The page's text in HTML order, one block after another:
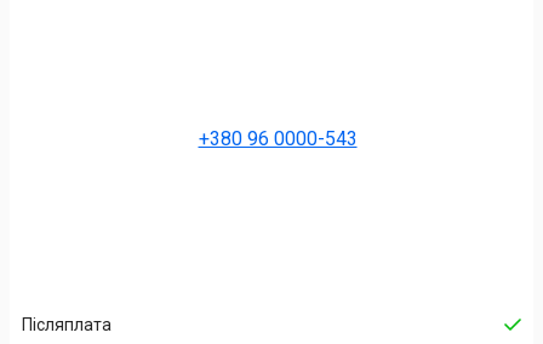
+380 96 0000-543
Післяплата